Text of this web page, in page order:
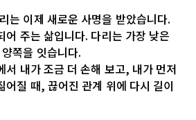
는 이제 새로운 사명을 받았습니다.
어 주는 삶입니다. 다리는 가장 낮은
쪽을 잇습니다.
서 내가 조금 더 손해 보고, 내가 먼저
어질 때, 끊어진 관계 위에 다시 길이